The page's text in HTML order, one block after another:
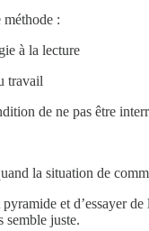
méthode :
à la lecture
travail
de ne pas être
la situation de
et d’essayer
semble juste.